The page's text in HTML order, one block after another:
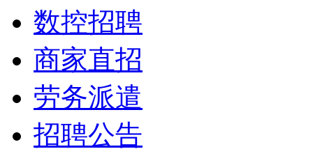
数控招聘
商家直招
劳务派遣
招聘公告